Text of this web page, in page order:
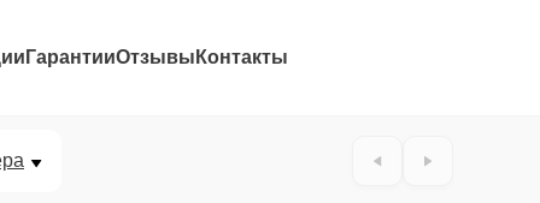
ГарантииОтзывы Контакты